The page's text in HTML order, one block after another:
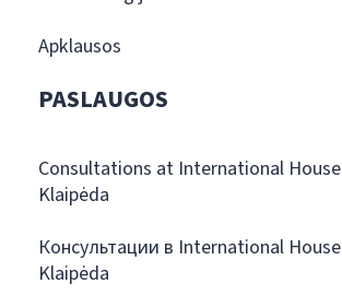
Apklausos
PASLAUGOS
Consultations at International
Klaipėda
Консультации в International
Klaipėda